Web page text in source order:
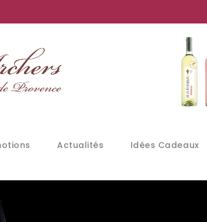
Actualités Idées Cadeaux